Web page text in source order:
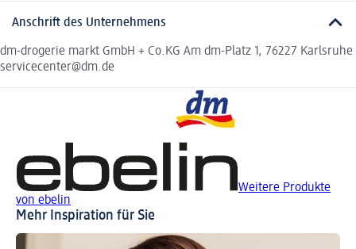
Anschrift des Unternehmens
dm-drogerie markt GmbH + Co.KG Am dm-Platz 1, 76227 Karlsruhe
servicecenter@dm.de
Weitere Produkte
von ebelin
Mehr Inspiration für Sie